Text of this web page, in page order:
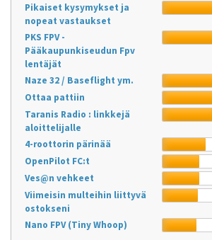
Pikaiset kysymykset ja
nopeat vastaukset
PKS FPV -
Pääkaupunkiseudun Fpv
lentäjät
Naze 32 / Baseflight ym.
Ottaa pattiin
Taranis Radio : linkkejä
aloittelijalle
4-roottorin pärinää
OpenPilot FC:t
Ves@n vehkeet
Viimeisin multeihin liittyvä
ostokseni
Nano FPV (Tiny Whoop)